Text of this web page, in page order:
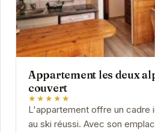
Appartement les deux
couvert
★★★★★
L'appartement offre un cadre
au ski réussi. Avec son